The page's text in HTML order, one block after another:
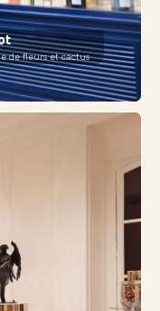
de fleurs et cactus